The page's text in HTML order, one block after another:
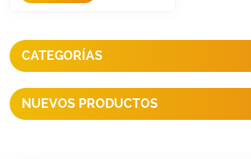
planos, lo que le permite
configurar el ángulo ideal en
el techo.
CATEGORÍAS
NUEVOS PRODUCTOS